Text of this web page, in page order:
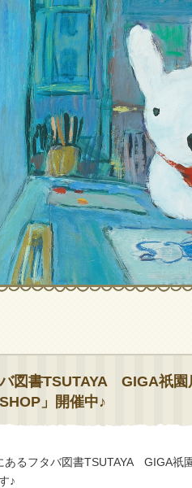
図書TSUTAYA GIGA祇
」開催中♪
あるフタバ図書TSUTAYA GIGA祇
♪